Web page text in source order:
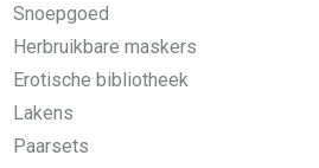
Snoepgoed
Herbruikbare maskers
Erotische bibliotheek
Lakens
Paarsets